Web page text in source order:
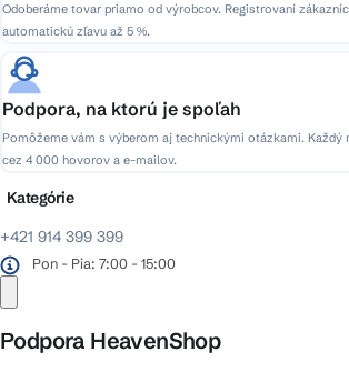
Odoberáme tovar priamo od výrobcov. Registrovaní
automatickú zľavu až 5 %.
Podpora, na ktorú je spoľah
Pomôžeme vám s výberom aj technickými otázkami. Každý
cez 4 000 hovorov a e-mailov.
+421 914 399 399
Pon - Pia: 7:00 - 15:00
Podpora HeavenShop
Kategórie